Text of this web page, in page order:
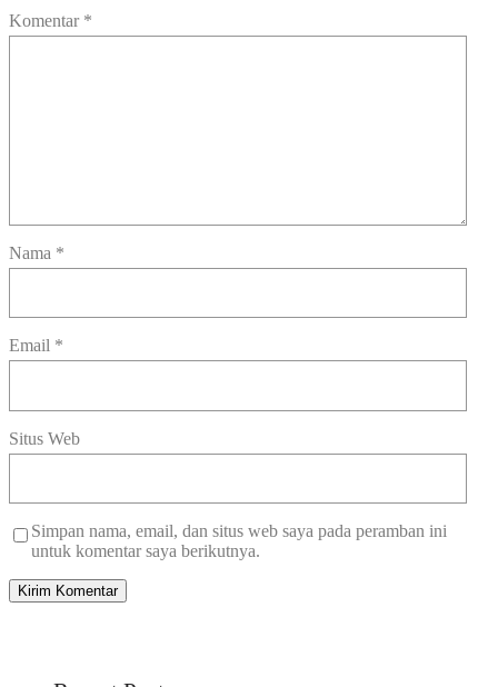
Komentar *
Nama *
Email *
Situs Web
Simpan nama, email, dan situs web saya pada peramban ini
untuk komentar saya berikutnya.